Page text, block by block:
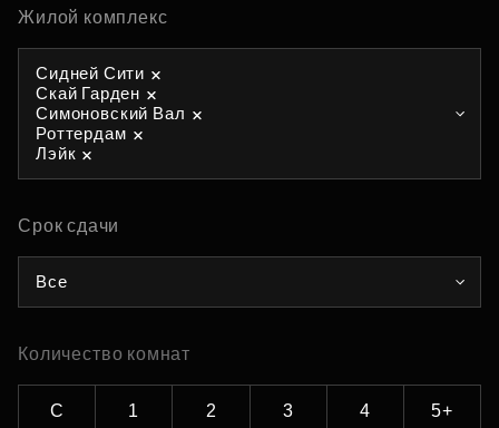
Жилой комплекс
Сидней Сити
Скай Гарден
Симоновский Вал
Роттердам
Лэйк
Срок сдачи
Все
Количество комнат
С 1 2 3 4 5+